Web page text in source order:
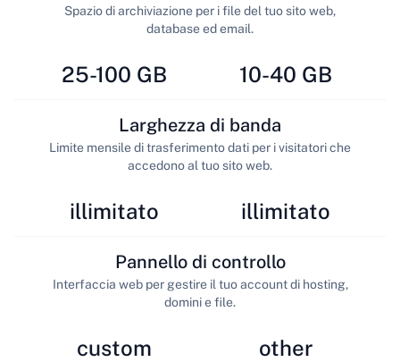
25-100 GB
Spazio di archiviazione per i file del tuo sito web,
database ed email.
10-40 GB
illimitato
Larghezza di banda
Limite mensile di trasferimento dati per i visitatori che
accedono al tuo sito web.
illimitato
custom
Pannello di controllo
Interfaccia web per gestire il tuo account di hosting,
domini e file.
other